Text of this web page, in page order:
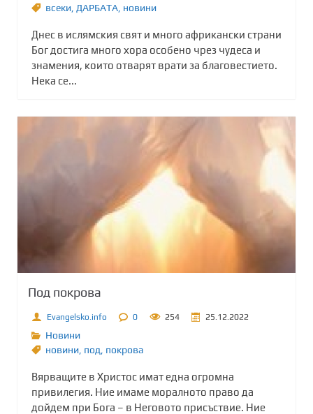
всеки ДАРБАТА новини
Днес в ислямския свят и много африкански страни
Бог достига много хора особено чрез чудеса и
знамения, които отварят врати за благовестието.
Нека се...
Под покрова
Evangelsko.info 0 254 25.12.2022
Новини
новини под покрова
Вярващите в Христос имат една огромна
привилегия. Ние имаме моралното право да
дойдем при Бога – в Неговото присъствие. Ние